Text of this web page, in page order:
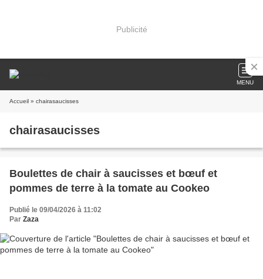
Publicité
MENU
Accueil » chairasaucisses
chairasaucisses
Boulettes de chair à saucisses et bœuf et
pommes de terre à la tomate au Cookeo
Publié le 09/04/2026 à 11:02
Par Zaza